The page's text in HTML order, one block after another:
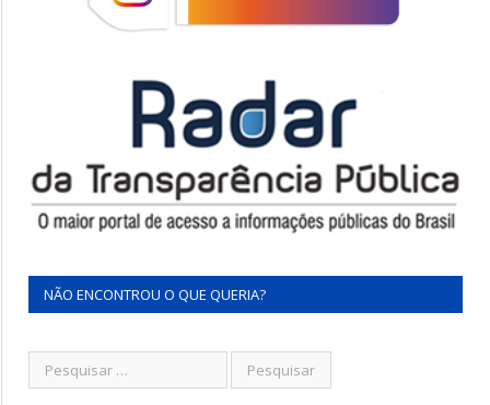
NÃO ENCONTROU O QUE QUERIA?